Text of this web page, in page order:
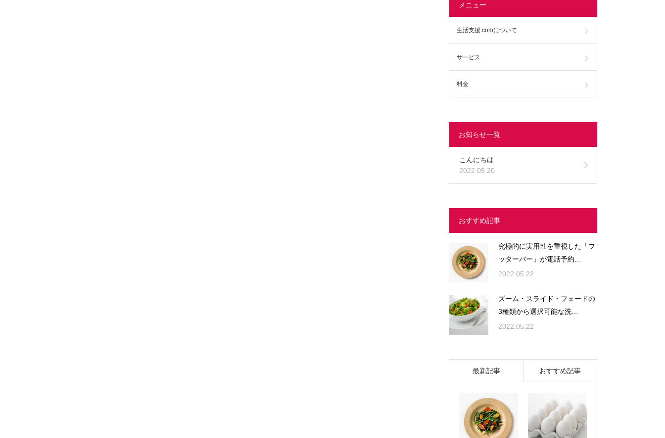
メニュー
生活支援.comについて
サービス
料金
お知らせ一覧
こんにちは
2022.05.20
おすすめ記事
究極的に実用性を重視した「フ
ッターバー」が電話予約…
2022.05.22
ズーム・スライド・フェードの
3種類から選択可能な洗…
2022.05.22
最新記事 おすすめ記事